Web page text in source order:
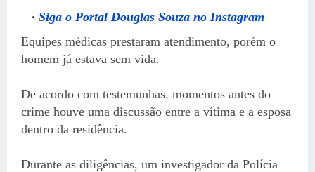
Siga o Portal Douglas Souza no Instagram
Equipes médicas prestaram atendimento, porém o
homem já estava sem vida.
De acordo com testemunhas, momentos antes do
crime houve uma discussão entre a vítima e a esposa
dentro da residência.
Durante as diligências, um investigador da Polícia